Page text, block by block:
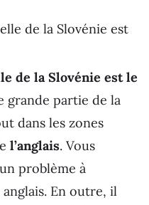
de la Slovénie est
de la Slovénie est le
grande partie de la
dans les zones
l’anglais. Vous
problème à
En outre, il